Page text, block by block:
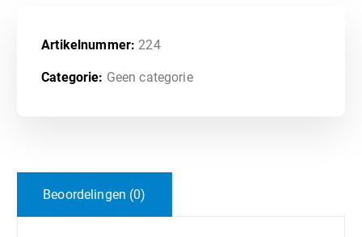
Artikelnummer: 224
Categorie: Geen categorie
Beoordelingen (0)